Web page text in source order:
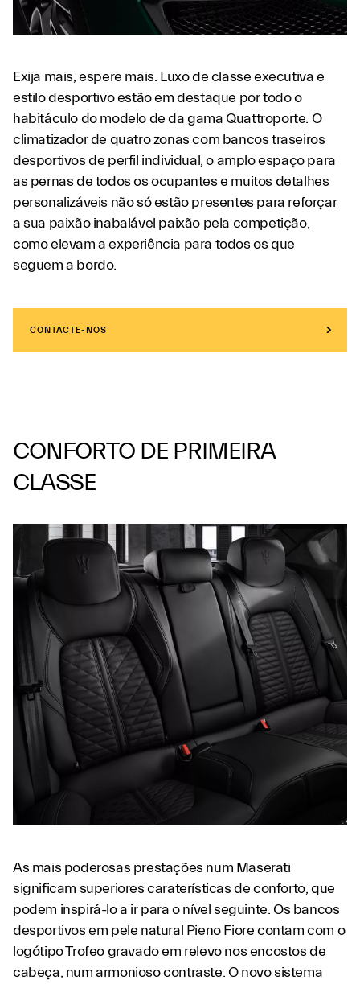
Exija mais, espere mais. Luxo de classe executiva e
estilo desportivo estão em destaque por todo o
habitáculo do modelo de da gama Quattroporte. O
climatizador de quatro zonas com bancos traseiros
desportivos de perfil individual, o amplo espaço para
as pernas de todos os ocupantes e muitos detalhes
personalizáveis não só estão presentes para reforçar
a sua paixão inabalável paixão pela competição,
como elevam a experiência para todos os que
seguem a bordo.
CONTACTE-NOS
CONFORTO DE PRIMEIRA
CLASSE
As mais poderosas prestações num Maserati
significam superiores caraterísticas de conforto, que
podem inspirá-lo a ir para o nível seguinte. Os bancos
desportivos em pele natural Pieno Fiore contam com o
logótipo Trofeo gravado em relevo nos encostos de
cabeça, num armonioso contraste. O novo sistema